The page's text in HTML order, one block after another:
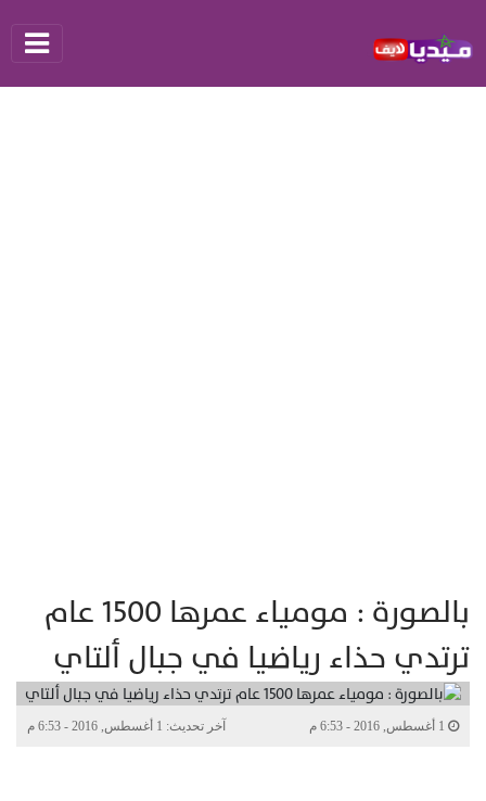
بالصورة : مومياء عمرها 1500 عام
ترتدي حذاء رياضيا في جبال ألتاي
آخر تحديث: 1 أغسطس, 2016 - 6:53 م